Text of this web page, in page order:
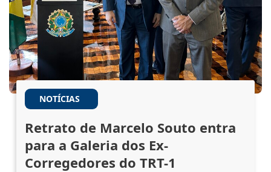
NOTÍCIAS
Retrato de Marcelo Souto entra
para a Galeria dos Ex-
Corregedores do TRT-1